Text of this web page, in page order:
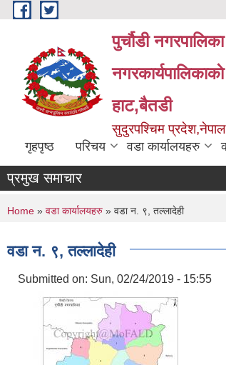
Skip to main content
पुर्चौडी नगरपालिका
हाट,बैतडी
सुदुरपश्चिम प्रदेश,नेपाल
गृहपृष्ठ परिचय वडा कार्यालयहरु
प्रमुख समाचार
You are here
Home » वडा कार्यालयहरु » वडा न. ९, तल्लादेही
वडा न. ९, तल्लादेही
Submitted on: Sun, 02/24/2019 - 15:55